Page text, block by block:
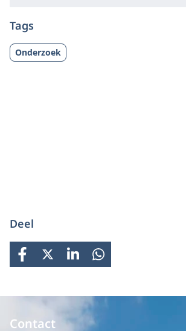
Tags
Onderzoek
Deel
FACEBOOK
X LINKEDINWHATSAPP
Contact